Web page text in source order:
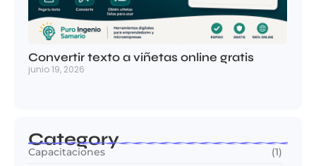
Convertir texto a viñetas online gratis
junio 19, 2026
Category
Capacitaciones (1)